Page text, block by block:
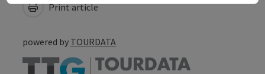
Print article
powered by TOURDATA